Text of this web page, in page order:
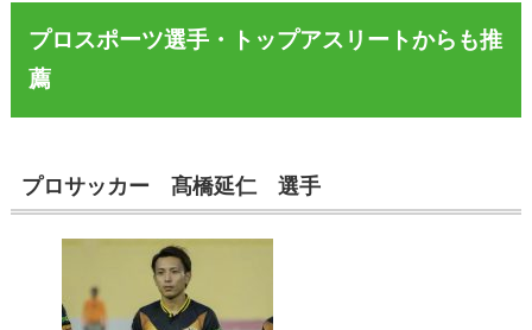
プロスポーツ選手・トップアスリートからも推
薦
プロサッカー 髙橋延仁 選手